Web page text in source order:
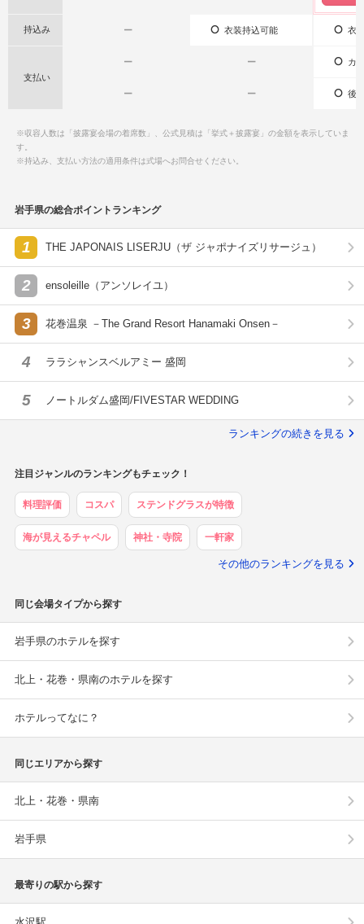
持込み ー 衣装持込可能 衣
支払い
ー ー カ
ー ー 後
※収容人数は「披露宴会場の着席数」、公式見積は「挙式＋披露宴」の金額を表示していま
す。
※持込み、支払い方法の適用条件は式場へお問合せください。
岩手県の総合ポイントランキング
1 THE JAPONAIS LISERJU（ザ ジャポナイズリサージュ）
2 ensoleille（アンソレイユ）
3 花巻温泉 －The Grand Resort Hanamaki Onsen－
4 ララシャンスベルアミー 盛岡
5 ノートルダム盛岡/FIVESTAR WEDDING
ランキングの続きを見る
注目ジャンルのランキングもチェック！
料理評価 コスパ ステンドグラスが特徴
海が見えるチャペル 神社・寺院 一軒家
その他のランキングを見る
同じ会場タイプから探す
岩手県のホテルを探す
北上・花巻・県南のホテルを探す
ホテルってなに？
同じエリアから探す
北上・花巻・県南
岩手県
最寄りの駅から探す